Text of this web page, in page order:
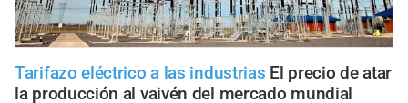
Tarifazo eléctrico a las industrias El precio de atar
la producción al vaivén del mercado mundial